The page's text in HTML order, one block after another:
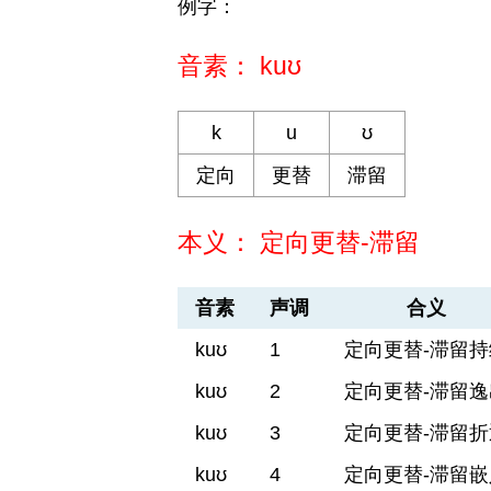
例字：
音素： kuʊ
k u
ʊ
定向
更替 滞留
本义： 定向更替-滞留
音素 声调
合义
kuʊ
1
定向更替-滞留
kuʊ
2
定向更替-滞留逸
kuʊ
3
定向更替-滞留折
kuʊ
4 定向更替-滞留嵌